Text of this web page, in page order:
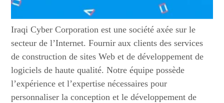
Iraqi Cyber Corporation est une société axée sur le
secteur de l’Internet. Fournir aux clients des services
de construction de sites Web et de développement de
logiciels de haute qualité. Notre équipe possède
l’expérience et l’expertise nécessaires pour
personnaliser la conception et le développement de